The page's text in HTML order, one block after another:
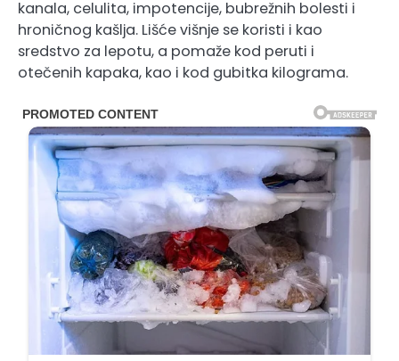
kanala, celulita, impotencije, bubrežnih bolesti i
hroničnog kašlja. Lišće višnje se koristi i kao
sredstvo za lepotu, a pomaže kod peruti i
otečenih kapaka, kao i kod gubitka kilograma.